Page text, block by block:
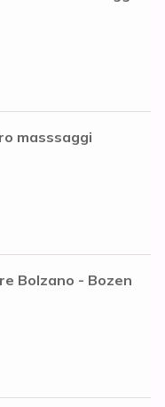
masssaggi
Bolzano - Bozen